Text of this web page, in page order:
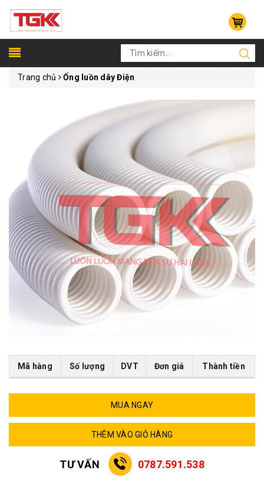
Trang chủ Ống luồn dây Điện
Mã hàng Số lượng DVT Đơn giá Thành tiền
MUA NGAY
THÊM VÀO GIỎ HÀNG
TƯ VẤN 0787.591.538